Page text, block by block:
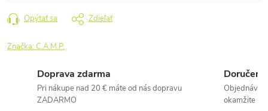
Opýtať sa Zdieľať
Značka:C.A.M.P.
Doprava zdarma
Pri nákupe nad 20 € máte od nás dopravu
ZADARMO
okamžite